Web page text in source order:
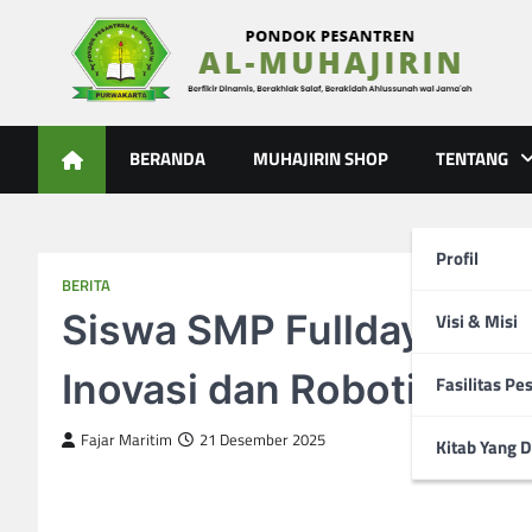
Al-Muhajirin
BERANDA MUHAJIRIN SHOP TENTANG
Profil
Visi & Misi
Fasilitas
Kitab Yang
BERITA
Siswa SMP Fullday Al-
Inovasi dan Robotik
Fajar Maritim 21 Desember 2025